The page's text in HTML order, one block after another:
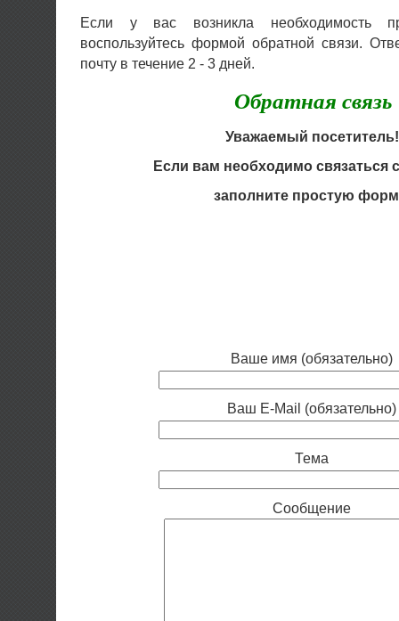
Если у вас возникла необходимость
воспользуйтесь формой обратной связи.
почту в течение 2 - 3 дней.
Обратная связь
Уважаемый посетитель!
Если вам необходимо связаться
заполните простую
Ваше имя (обязательно)
Ваш E-Mail (обязательно)
Тема
Сообщение